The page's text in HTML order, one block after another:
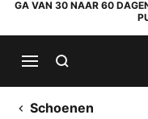
GA VAN 30 NAAR 60
Schoenen